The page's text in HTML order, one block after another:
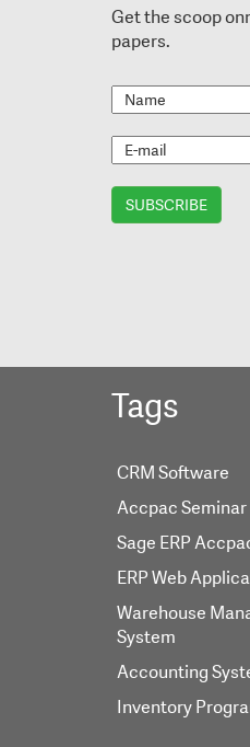
Get the scoop
papers.
Tags
CRM Software
Accpac Seminar
Sage ERP
ERP Web
Warehouse
System
Accounting
Inventory